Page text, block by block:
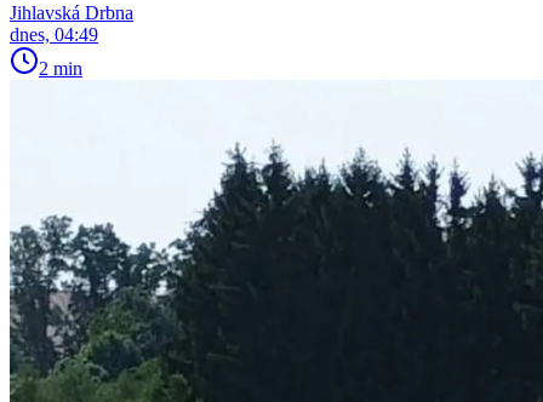
Jihlavská Drbna
dnes, 04:49
2 min